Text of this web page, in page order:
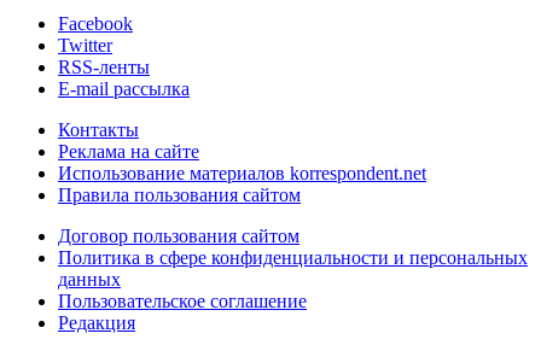
Facebook
Twitter
RSS-ленты
E-mail рассылка
Контакты
Реклама на сайте
Использование материалов korrespondent.net
Правила пользования сайтом
Договор пользования сайтом
Политика в сфере конфиденциальности и персональных
данных
Пользовательское соглашение
Редакция